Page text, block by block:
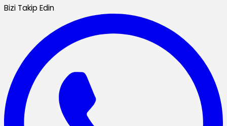
Bizi Takip Edin